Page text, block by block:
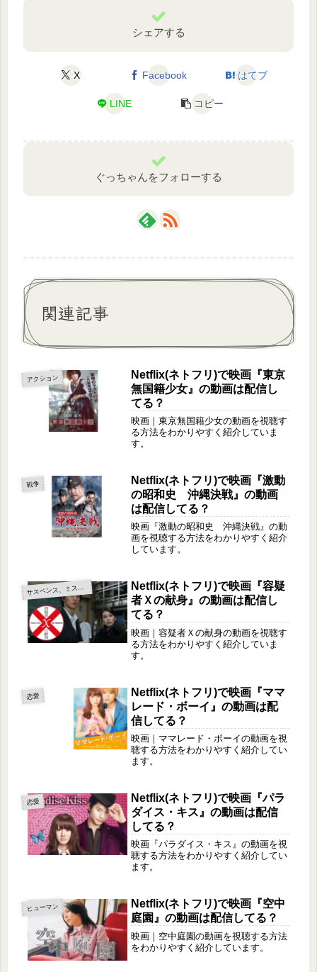
シェアする
X Facebook はてブ
LINE コピー
ぐっちゃんをフォローする
関連記事
アクション
Netflix(ネトフリ)で映画『東京
無国籍少女』の動画は配信し
てる？
映画｜東京無国籍少女の動画を視聴す
る方法をわかりやすく紹介していま
す。
戦争
Netflix(ネトフリ)で映画『激動
の昭和史 沖縄決戦』の動画
は配信してる？
映画『激動の昭和史 沖縄決戦』の動
画を視聴する方法をわかりやすく紹介
しています。
サ
スペンス、ミステリー
Netflix(ネトフリ)で映画『容疑
者Ｘの献身』の動画は配信し
てる？
映画｜容疑者Ｘの献身の動画を視聴す
る方法をわかりやすく紹介していま
す。
恋愛
Netflix(ネトフリ)で映画『ママ
レード・ボーイ』の動画は配
信してる？
映画｜ママレード・ボーイの動画を視
聴する方法をわかりやすく紹介してい
ます。
恋愛
Netflix(ネトフリ)で映画『パラ
ダイス・キス』の動画は配信
してる？
映画『パラダイス・キス』の動画を視
聴する方法をわかりやすく紹介してい
ます。
ヒューマン
Netflix(ネトフリ)で映画『空中
庭園』の動画は配信してる？
映画｜空中庭園の動画を視聴する方法
をわかりやすく紹介しています。